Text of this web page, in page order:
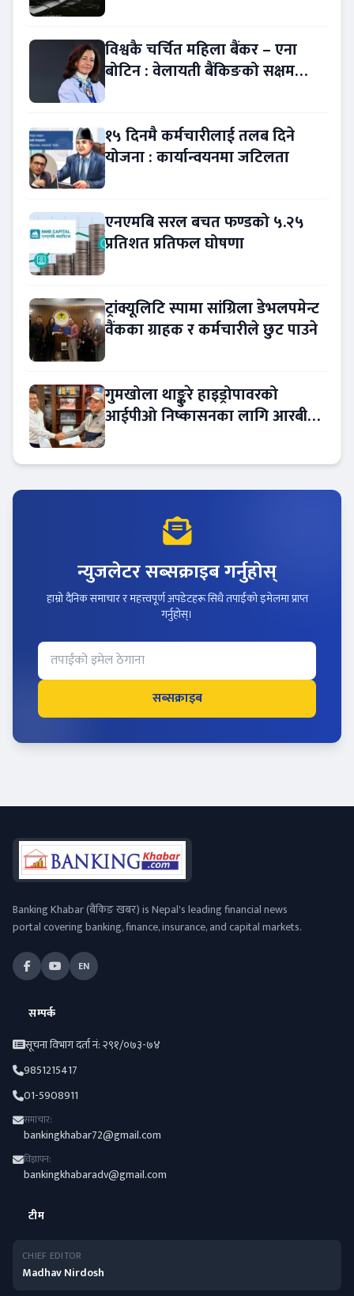
विश्वकै चर्चित महिला बैंकर – एना
बोटिन : वेलायती बैंकिङको सक्षम
१५ दिनमै कर्मचारीलाई तलब दिने
योजना : कार्यान्वयनमा जटिलता
एनएमबि सरल बचत फण्डको ५.२५
प्रतिशत प्रतिफल घोषणा
ट्रांक्यूलिटि स्पामा सांग्रिला डेभलपमेन्ट
वैंकका ग्राहक र कर्मचारीले छुट पाउने
गुमखोला थाङ्कुरे हाइड्रोपावरको
आईपीओ निष्कासनका लागि आरबीबी
न्युजलेटर सब्सक्राइब गर्नुहोस्
हाम्रो दैनिक समाचार र महत्त्वपूर्ण अपडेटहरू सिधै तपाईंको इमेलमा प्राप्त
गर्नुहोस्।
सब्सक्राइब
Banking Khabar (बैंकिङ खबर) is Nepal's leading financial news
portal covering banking, finance, insurance, and capital markets.
EN
सम्पर्क
सूचना विभाग दर्ता नं: २९१/०७३-७४
9851215417
01-5908911
समाचार:
bankingkhabar72@gmail.com
विज्ञापन:
bankingkhabaradv@gmail.com
टीम
CHIEF EDITOR
Madhav Nirdosh